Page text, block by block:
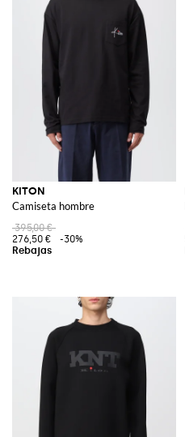
KITON
Camiseta hombre
395,00 €
276,50 €
-30%